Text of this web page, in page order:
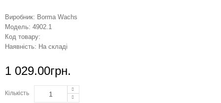
Виробник: Borma Wachs
Модель: 4902.1
Код товару:
Наявність: На складі
1 029.00грн.
Кількість